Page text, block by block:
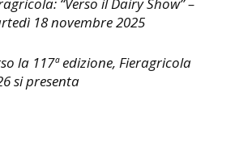
18 novembre 2025
la 117ª edizione, Fieragricola
si presenta